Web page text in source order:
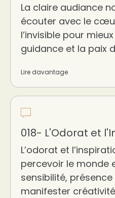
La claire audiance
écouter avec le
l’invisible pour
guidance et la paix
Lire davantage
018- L'Odorat et
L’odorat et
percevoir le monde
sensibilité,
manifester